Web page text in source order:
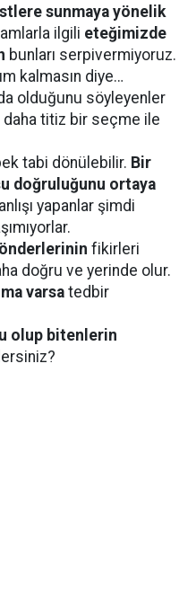
sunmaya yönelik
ilgili eteğimizde
bunları serpivermiyoruz.
kalmasın diye…
olduğunu söyleyenler
titiz bir seçme ile
tabi dönülebilir. Bir
doğruluğunu ortaya
yapanlar şimdi
fikirleri
doğru ve yerinde olur.
varsatedbir
olup bitenlerin